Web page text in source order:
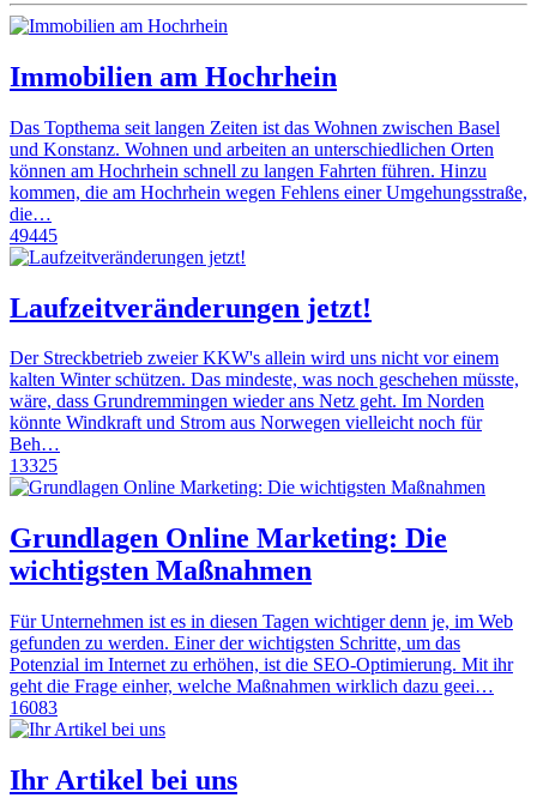
Immobilien am Hochrhein
Das Topthema seit langen Zeiten ist das Wohnen zwischen Basel
und Konstanz. Wohnen und arbeiten an unterschiedlichen Orten
können am Hochrhein schnell zu langen Fahrten führen. Hinzu
kommen, die am Hochrhein wegen Fehlens einer Umgehungsstraße,
die…
49445
Laufzeitveränderungen jetzt!
Der Streckbetrieb zweier KKW's allein wird uns nicht vor einem
kalten Winter schützen. Das mindeste, was noch geschehen müsste,
wäre, dass Grundremmingen wieder ans Netz geht. Im Norden
könnte Windkraft und Strom aus Norwegen vielleicht noch für
Beh…
13325
Grundlagen Online Marketing: Die
wichtigsten Maßnahmen
Für Unternehmen ist es in diesen Tagen wichtiger denn je, im Web
gefunden zu werden. Einer der wichtigsten Schritte, um das
Potenzial im Internet zu erhöhen, ist die SEO-Optimierung. Mit ihr
geht die Frage einher, welche Maßnahmen wirklich dazu geei…
16083
Ihr Artikel bei uns